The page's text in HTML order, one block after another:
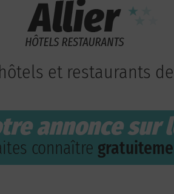
et restaurants
annonce sur
connaître